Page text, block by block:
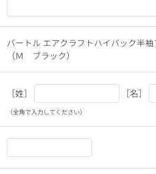
バートル エアクラフトハイバック半袖
（Ｍ ブラック）
［姓］ ［名］
（全角で入力してください）